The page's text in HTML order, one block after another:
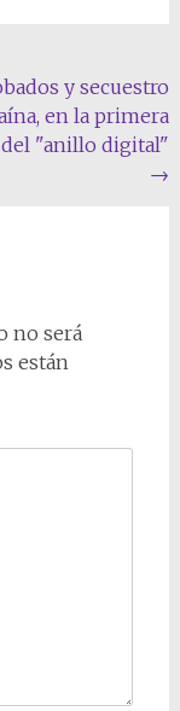
y secuestro
en la primera
del "anillo digital"
→
no será
están